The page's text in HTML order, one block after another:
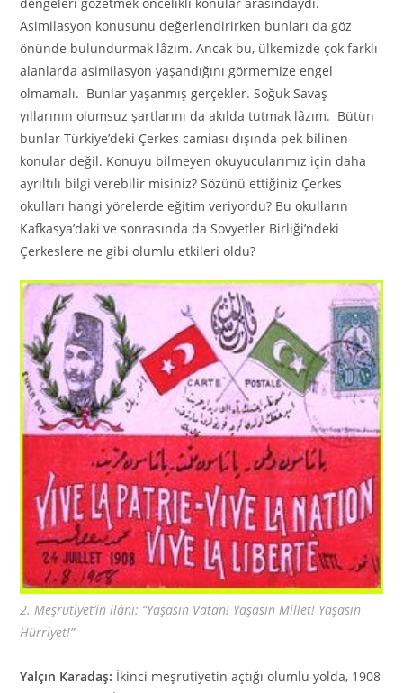
Asimilasyon konusunu değerlendirirken bunları da göz
önünde bulundurmak lâzım. Ancak bu, ülkemizde çok farklı
alanlarda asimilasyon yaşandığını görmemize engel
olmamalı. Bunlar yaşanmış gerçekler. Soğuk Savaş
yıllarının olumsuz şartlarını da akılda tutmak lâzım. Bütün
bunlar Türkiye’deki Çerkes camiası dışında pek bilinen
konular değil. Konuyu bilmeyen okuyucularımız için daha
ayrıltılı bilgi verebilir misiniz? Sözünü ettiğiniz Çerkes
okulları hangi yörelerde eğitim veriyordu? Bu okulların
Kafkasya’daki ve sonrasında da Sovyetler Birliği’ndeki
Çerkeslere ne gibi olumlu etkileri oldu?
2. Meşrutiyet’in ilânı: “Yaşasın Vatan! Yaşasın Millet! Yaşasın
Hürriyet!”
Yalçın Karadaş: İkinci meşrutiyetin açtığı olumlu yolda, 1908